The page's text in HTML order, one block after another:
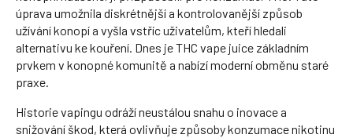
úprava umožnila diskrétnější a kontrolovanější způsob
užívání konopí a vyšla vstříc uživatelům, kteří hledali
alternativu ke kouření. Dnes je THC vape juice základním
prvkem v konopné komunitě a nabízí moderní obměnu staré
praxe.
Historie vapingu odráží neustálou snahu o inovace a
snižování škod, která ovlivňuje způsoby konzumace nikotinu